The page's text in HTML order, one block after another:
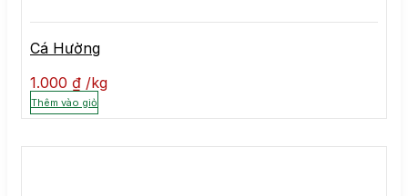
Cá Hường
1.000 ₫ kg
Thêm vào giỏ